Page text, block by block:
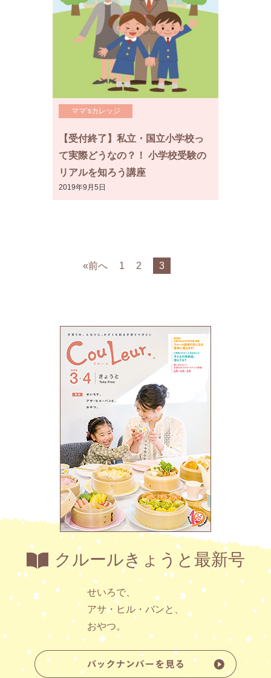
ママ’sカレッジ
【受付終了】私立・国立小学校っ
て実際どうなの？！ 小学校受験の
リアルを知ろう講座
2019年9月5日
«前へ 1 2 3
クルールきょうと最新号
せいろで、
アサ・ヒル・バンと、
おやつ。